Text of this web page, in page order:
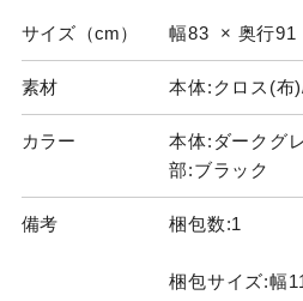
サイズ（cm） 幅83 × 奥行91
素材 本体:クロス(布
カラー
本体:ダークグ
部:ブラック
備考 梱包数:1
梱包サイズ:幅